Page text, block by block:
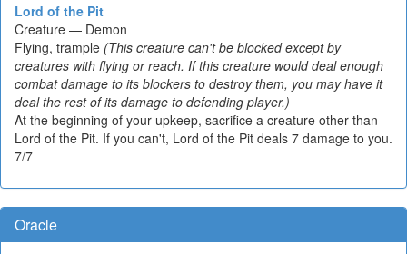
Lord of the Pit
Creature — Demon
Flying, trample (This creature can't be blocked except by
creatures with flying or reach. If this creature would deal enough
combat damage to its blockers to destroy them, you may have it
deal the rest of its damage to defending player.)
At the beginning of your upkeep, sacrifice a creature other than
Lord of the Pit. If you can't, Lord of the Pit deals 7 damage to you.
7/7
Oracle